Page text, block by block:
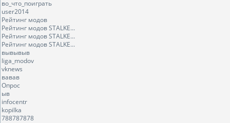
во_что_поиграть
user2014
Рейтинг модов
Рейтинг модов STALKE...
Рейтинг модов STALKE...
Рейтинг модов STALKE...
вывывыв
liga_modov
vknews
вавав
Опрос
ыв
infocentr
kopilka
788787878